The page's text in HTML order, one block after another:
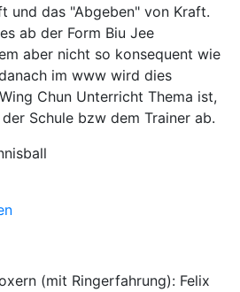
und das "Abgeben" von Kraft.
ab der Form Biu Jee
aber nicht so konsequent wie
im www wird dies
Chun Unterricht Thema ist,
Schule bzw dem Trainer ab.
(mit Ringerfahrung): Felix